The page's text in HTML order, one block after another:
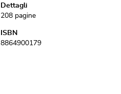
Dettagli
208 pagine
ISBN
8864900179